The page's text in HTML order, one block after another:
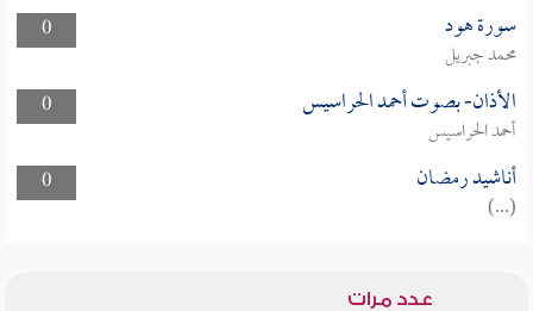
0
سورة هود
محمد جبريل
0
الأذان- بصوت أحمد الحراسيس
أحمد الحراسيس
0
أناشيد رمضان
(...)
عدد مرات